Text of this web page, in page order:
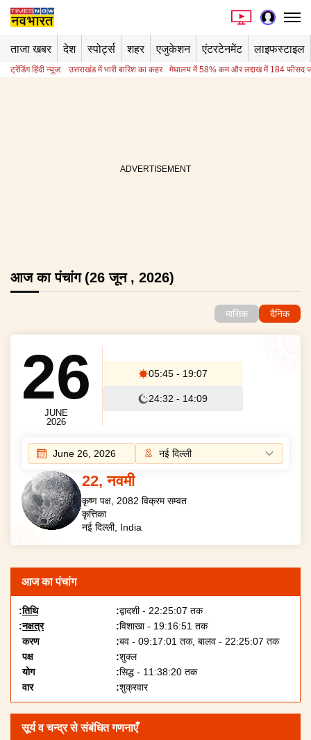
ताजा खबर देश स्पोर्ट्स शहर एजुकेशन एंटरटेनमेंट लाइफस्टाइल
ट्रेंडिंग हिंदी न्यूज: उत्तराखंड में भारी बारिश का कहर मेघालय में 58% कम और लद्दाख में 184 फीसद
आज का पंचांग (26 जून , 2026)
मासिक दैनिक
26
JUNE
2026
05:45- 19:07
24:32 - 14:09
June 26, 2026
22, नवमी
कृष्ण पक्ष, 2082 विक्रम सम्वत
कृत्तिका
नई दिल्ली, India
आज का पंचांग
तिथि
द्वादशी - 22:25:07 तक
नक्षत्र
विशाखा - 19:16:51 तक
करण
बव - 09:17:01 तक, बालव - 22:25:07 तक
पक्ष
शुक्ल
योग
सिद्ध - 11:38:20 तक
वार
शुक्रवार
सूर्य व चन्द्र से संबंधित गणनाएँ